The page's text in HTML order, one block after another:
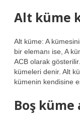
Alt küme
Alt küme: A
bir elemanı ise, A
ACB olarak
kümeleri denir. Alt
kümenin kendisine
Boş